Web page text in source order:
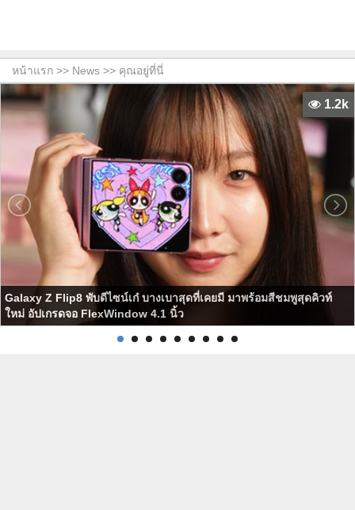
หน้าแรก >> News >> คุณอยู่ที่นี่
Galaxy Z Flip8 พับดีไซน์เก๋ บางเบาสุดที่เคยมี มาพร้อมสีชมพูสุดคิวท์
ใหม่ อัปเกรดจอ FlexWindow 4.1 นิ้ว
1.2k